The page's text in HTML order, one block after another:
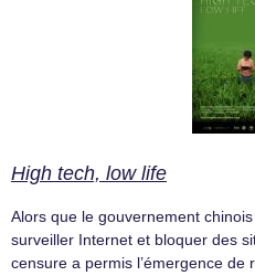
High tech, low life
Alors que le gouvernement
surveiller Internet et bloquer des
censure a permis l’émergence de